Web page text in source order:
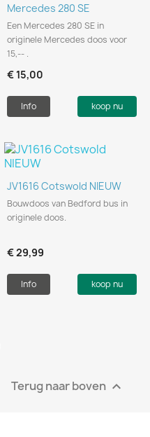
Mercedes 280 SE
Een Mercedes 280 SE in
originele Mercedes doos voor
15,-- .
€ 15,00
Info koop nu
JV1616 Cotswold NIEUW
Bouwdoos van Bedford bus in
originele doos.
€ 29,99
Info koop nu
Terug naar boven 